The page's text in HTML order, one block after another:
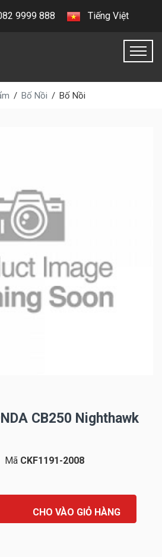
9999 888 Tiếng Việt
Bố Nồi Bố Nồi
CB250 Nighthawk
Mã CKF1191-2008
CHO VÀO GIỎ HÀNG